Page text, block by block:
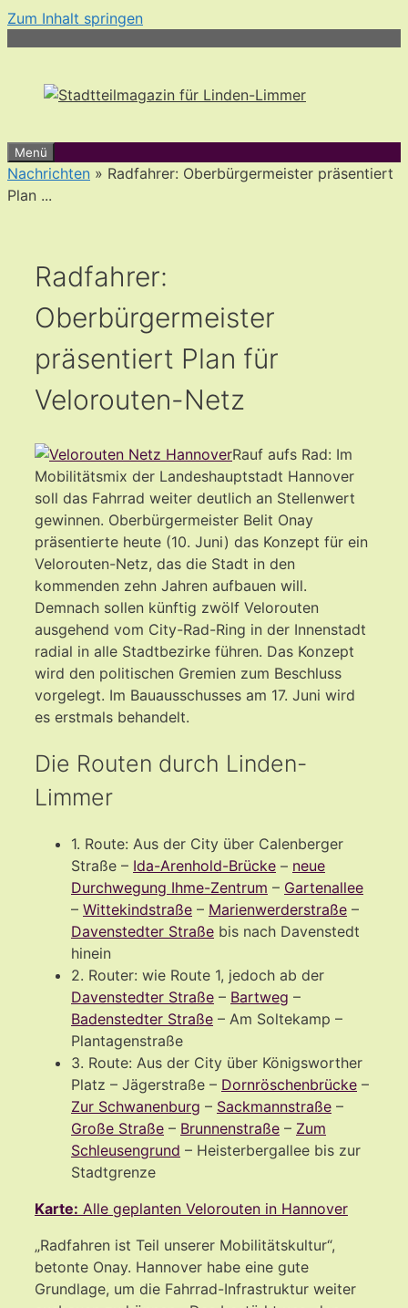
Zum Inhalt springen
Menü
Nachrichten » Radfahrer: Oberbürgermeister präsentiert
Plan ...
Radfahrer:
Oberbürgermeister
präsentiert Plan für
Velorouten-Netz
Rauf aufs Rad: Im
Mobilitätsmix der Landeshauptstadt Hannover
soll das Fahrrad weiter deutlich an Stellenwert
gewinnen. Oberbürgermeister Belit Onay
präsentierte heute (10. Juni) das Konzept für ein
Velorouten-Netz, das die Stadt in den
kommenden zehn Jahren aufbauen will.
Demnach sollen künftig zwölf Velorouten
ausgehend vom City-Rad-Ring in der Innenstadt
radial in alle Stadtbezirke führen. Das Konzept
wird den politischen Gremien zum Beschluss
vorgelegt. Im Bauausschusses am 17. Juni wird
es erstmals behandelt.
Die Routen durch Linden-
Limmer
1. Route: Aus der City über Calenberger
Straße – Ida-Arenhold-Brücke – neue
Durchwegung Ihme-Zentrum – Gartenallee
– Wittekindstraße – Marienwerderstraße –
Davenstedter Straße bis nach Davenstedt
hinein
2. Router: wie Route 1, jedoch ab der
Davenstedter Straße – Bartweg –
Badenstedter Straße – Am Soltekamp –
Plantagenstraße
3. Route: Aus der City über Königsworther
Platz – Jägerstraße – Dornröschenbrücke –
Zur Schwanenburg – Sackmannstraße –
Große Straße – Brunnenstraße – Zum
Schleusengrund – Heisterbergallee bis zur
Stadtgrenze
Karte: Alle geplanten Velorouten in Hannover
„Radfahren ist Teil unserer Mobilitätskultur“,
betonte Onay. Hannover habe eine gute
Grundlage, um die Fahrrad-Infrastruktur weiter